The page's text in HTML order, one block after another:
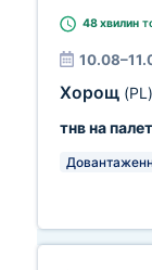
48 хвилин
Хорощ (PL)
тнв на